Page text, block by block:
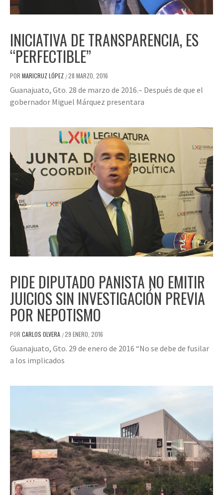
INICIATIVA DE TRANSPARENCIA, ES
“PERFECTIBLE”
POR MARICRUZ LÓPEZ /28 MARZO, 2016
Guanajuato, Gto. 28 de marzo de 2016.– Después de que el
gobernador Miguel Márquez presentara
PIDE DIPUTADO PANISTA NO EMITIR
JUICIOS SIN INVESTIGACIÓN PREVIA
POR NEPOTISMO
POR CARLOS OLVERA /29 ENERO, 2016
Guanajuato, Gto. 29 de enero de 2016 “No se debe de fusilar
a los implicados